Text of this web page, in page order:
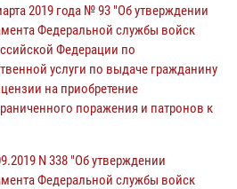
2019 года № 93 "Об утверждении
Федеральной службы войск
Федерации по
услуги по выдаче гражданину
на приобретение
поражения и патронов к
N 338 "Об утверждении
Федеральной службы войск